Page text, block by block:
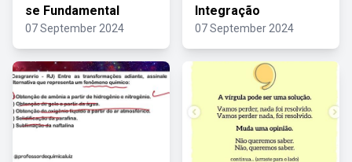
se Fundamental
07 September 2024
Integração
07 September 2024